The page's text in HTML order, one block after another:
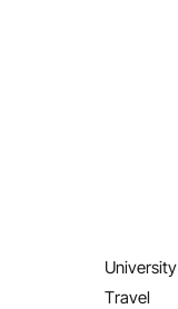
University
Travel